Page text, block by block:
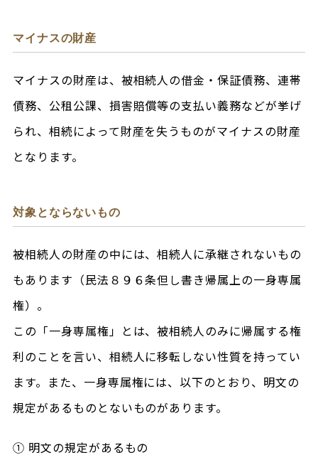
マイナスの財産
マイナスの財産は、被相続人の借金・保証債務、連帯
債務、公租公課、損害賠償等の支払い義務などが挙げ
られ、相続によって財産を失うものがマイナスの財産
となります。
対象とならないもの
被相続人の財産の中には、相続人に承継されないもの
もあります（民法８９６条但し書き帰属上の一身専属
権）。
この「一身専属権」とは、被相続人のみに帰属する権
利のことを言い、相続人に移転しない性質を持ってい
ます。また、一身専属権には、以下のとおり、明文の
規定があるものとないものがあります。
① 明文の規定があるもの